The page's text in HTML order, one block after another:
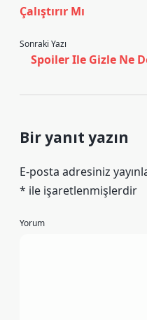
Çalıştırır Mı
Sonraki Yazı
Spoiler Ile Gizle Ne
Bir yanıt yazın
E-posta adresiniz
* ile işaretlenmişlerdir
Yorum